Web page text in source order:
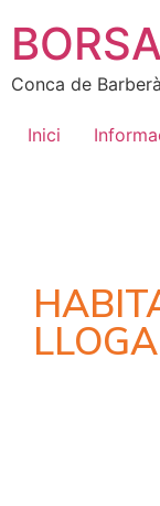
Conca de Barberà
Inici